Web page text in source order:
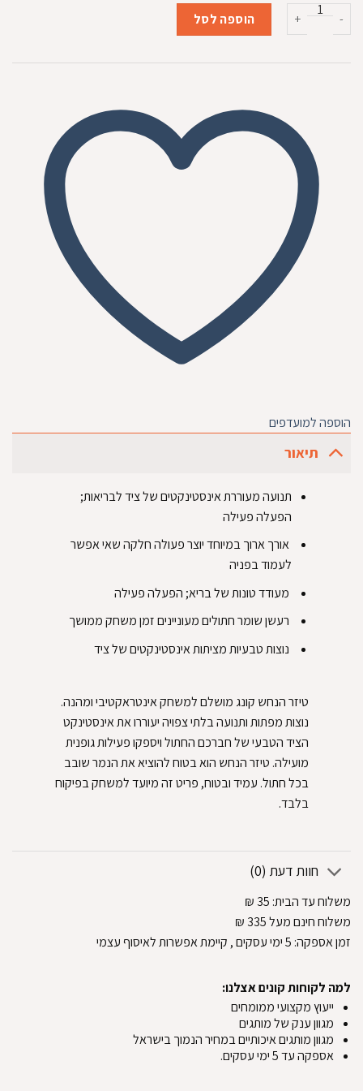
המקורי
היה:
₪55.00.
הנוכחי
הוא:
₪49.00.
כמות של קונג חכת משחק בצורת נחש
הוספה לסל
הוספה למועדפים
תיאור
‏תנועה מעוררת אינסטינקטים של ציד לבריאות;
הפעלה פעילה‏
‏ אורך ארוך במיוחד יוצר פעולה חלקה שאי אפשר
לעמוד בפניה‏
‏ מעודד טונות של בריא; הפעלה פעילה‏
‏ רעשן שומר חתולים מעוניינים זמן משחק ממושך‏
‏ נוצות טבעיות מציתות אינסטינקטים של ציד‏
‏טיזר הנחש קונג מושלם למשחק אינטראקטיבי ומהנה.
נוצות מפתות ותנועה בלתי צפויה יעוררו את אינסטינקט
הציד הטבעי של חברכם החתול ויספקו פעילות גופנית
מועילה. טיזר הנחש הוא בטוח להוציא את הנמר שובב
בכל חתול. עמיד ובטוח, פריט זה מיועד למשחק בפיקוח
בלבד.‏
חוות דעת (0)
משלוח עד הבית:
₪
משלוח חינם מעל 335
₪
זמן אספקה: 5ימי עסקים, קיימת אפשרות לאיסוף עצמי
למה לקוחות קונים אצלנו:
ייעוץ מקצועי ממומחים
מגוון ענק של מותגים
מגוון מותגים איכותיים במחיר הנמוך בישראל
אספקה עד 5 ימי עסקים.